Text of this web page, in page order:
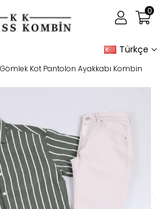
Türkçe
0
Gömlek Kot Pantolon Ayakkabı Kombin